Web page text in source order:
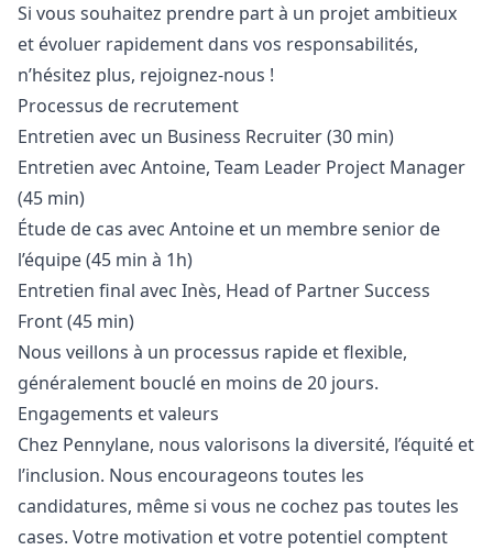
Si vous souhaitez prendre part à un projet ambitieux
et évoluer rapidement dans vos responsabilités,
n’hésitez plus, rejoignez-nous !
Processus de recrutement
Entretien avec un Business Recruiter (30 min)
Entretien avec Antoine, Team Leader Project Manager
(45 min)
Étude de cas avec Antoine et un membre senior de
l’équipe (45 min à 1h)
Entretien final avec Inès, Head of Partner Success
Front (45 min)
Nous veillons à un processus rapide et flexible,
généralement bouclé en moins de 20 jours.
Engagements et valeurs
Chez Pennylane, nous valorisons la diversité, l’équité et
l’inclusion. Nous encourageons toutes les
candidatures, même si vous ne cochez pas toutes les
cases. Votre motivation et votre potentiel comptent